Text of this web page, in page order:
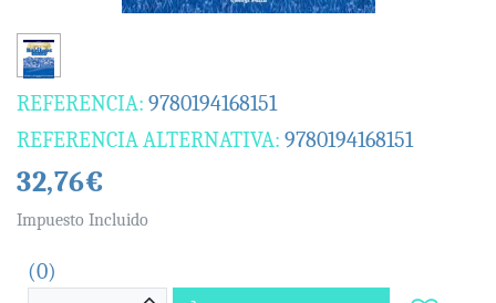
REFERENCIA: 9780194168151
REFERENCIA ALTERNATIVA: 9780194168151
32,76€
Impuesto Incluido
(0)